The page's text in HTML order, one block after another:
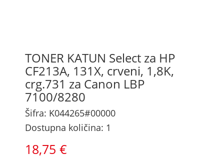
TONER KATUN Select za HP
CF213A, 131X, crveni, 1,8K,
crg.731 za Canon LBP
7100/8280
Šifra: K044265#00000
Dostupna količina: 1
18,75 €